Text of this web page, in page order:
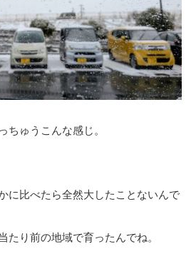
ちゅうこんな感じ。
に比べたら全然大したことないんで
たり前の地域で育ったんでね。